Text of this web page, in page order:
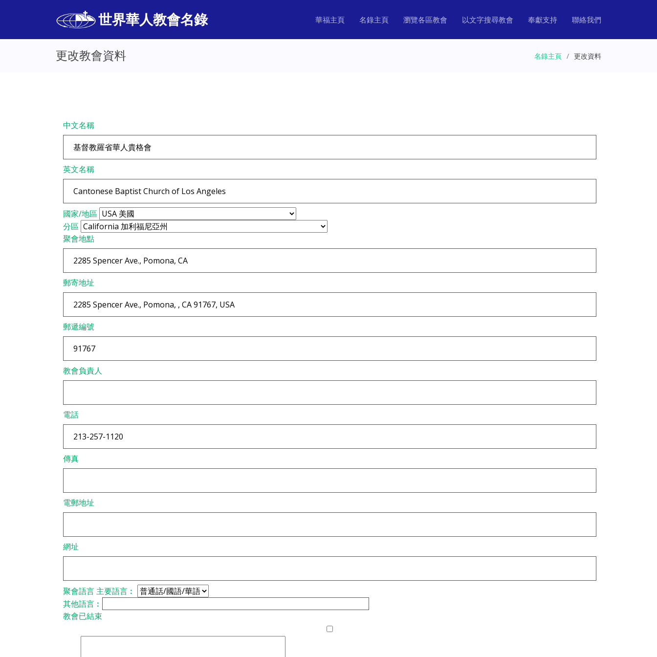
世界華人教會名錄 華福主頁 名錄主頁 瀏覽各區教會 以文字搜尋教會 奉獻支持 聯絡我們
更改教會資料 名錄主頁 更改資料
中文名稱
英文名稱
國家/地區
分區
聚會地點
郵寄地址
郵遞編號
教會負責人
電話
傳真
電郵地址
網址
聚會語言 主要語言︰
其他語言︰
教會已結束